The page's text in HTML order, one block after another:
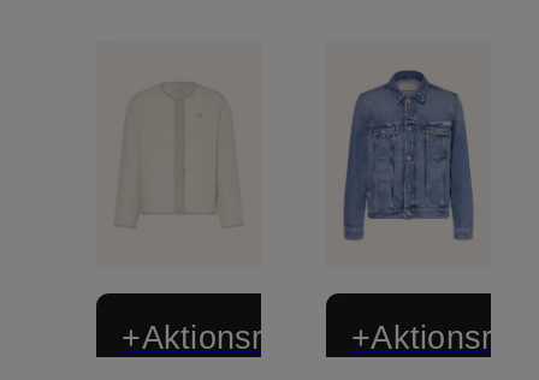
+Aktionsrabatt